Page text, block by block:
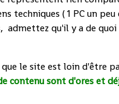
techniques ( 1 PC un peu
admettez qu'il y a de
le site est loin d'être
contenu sont d'ores et